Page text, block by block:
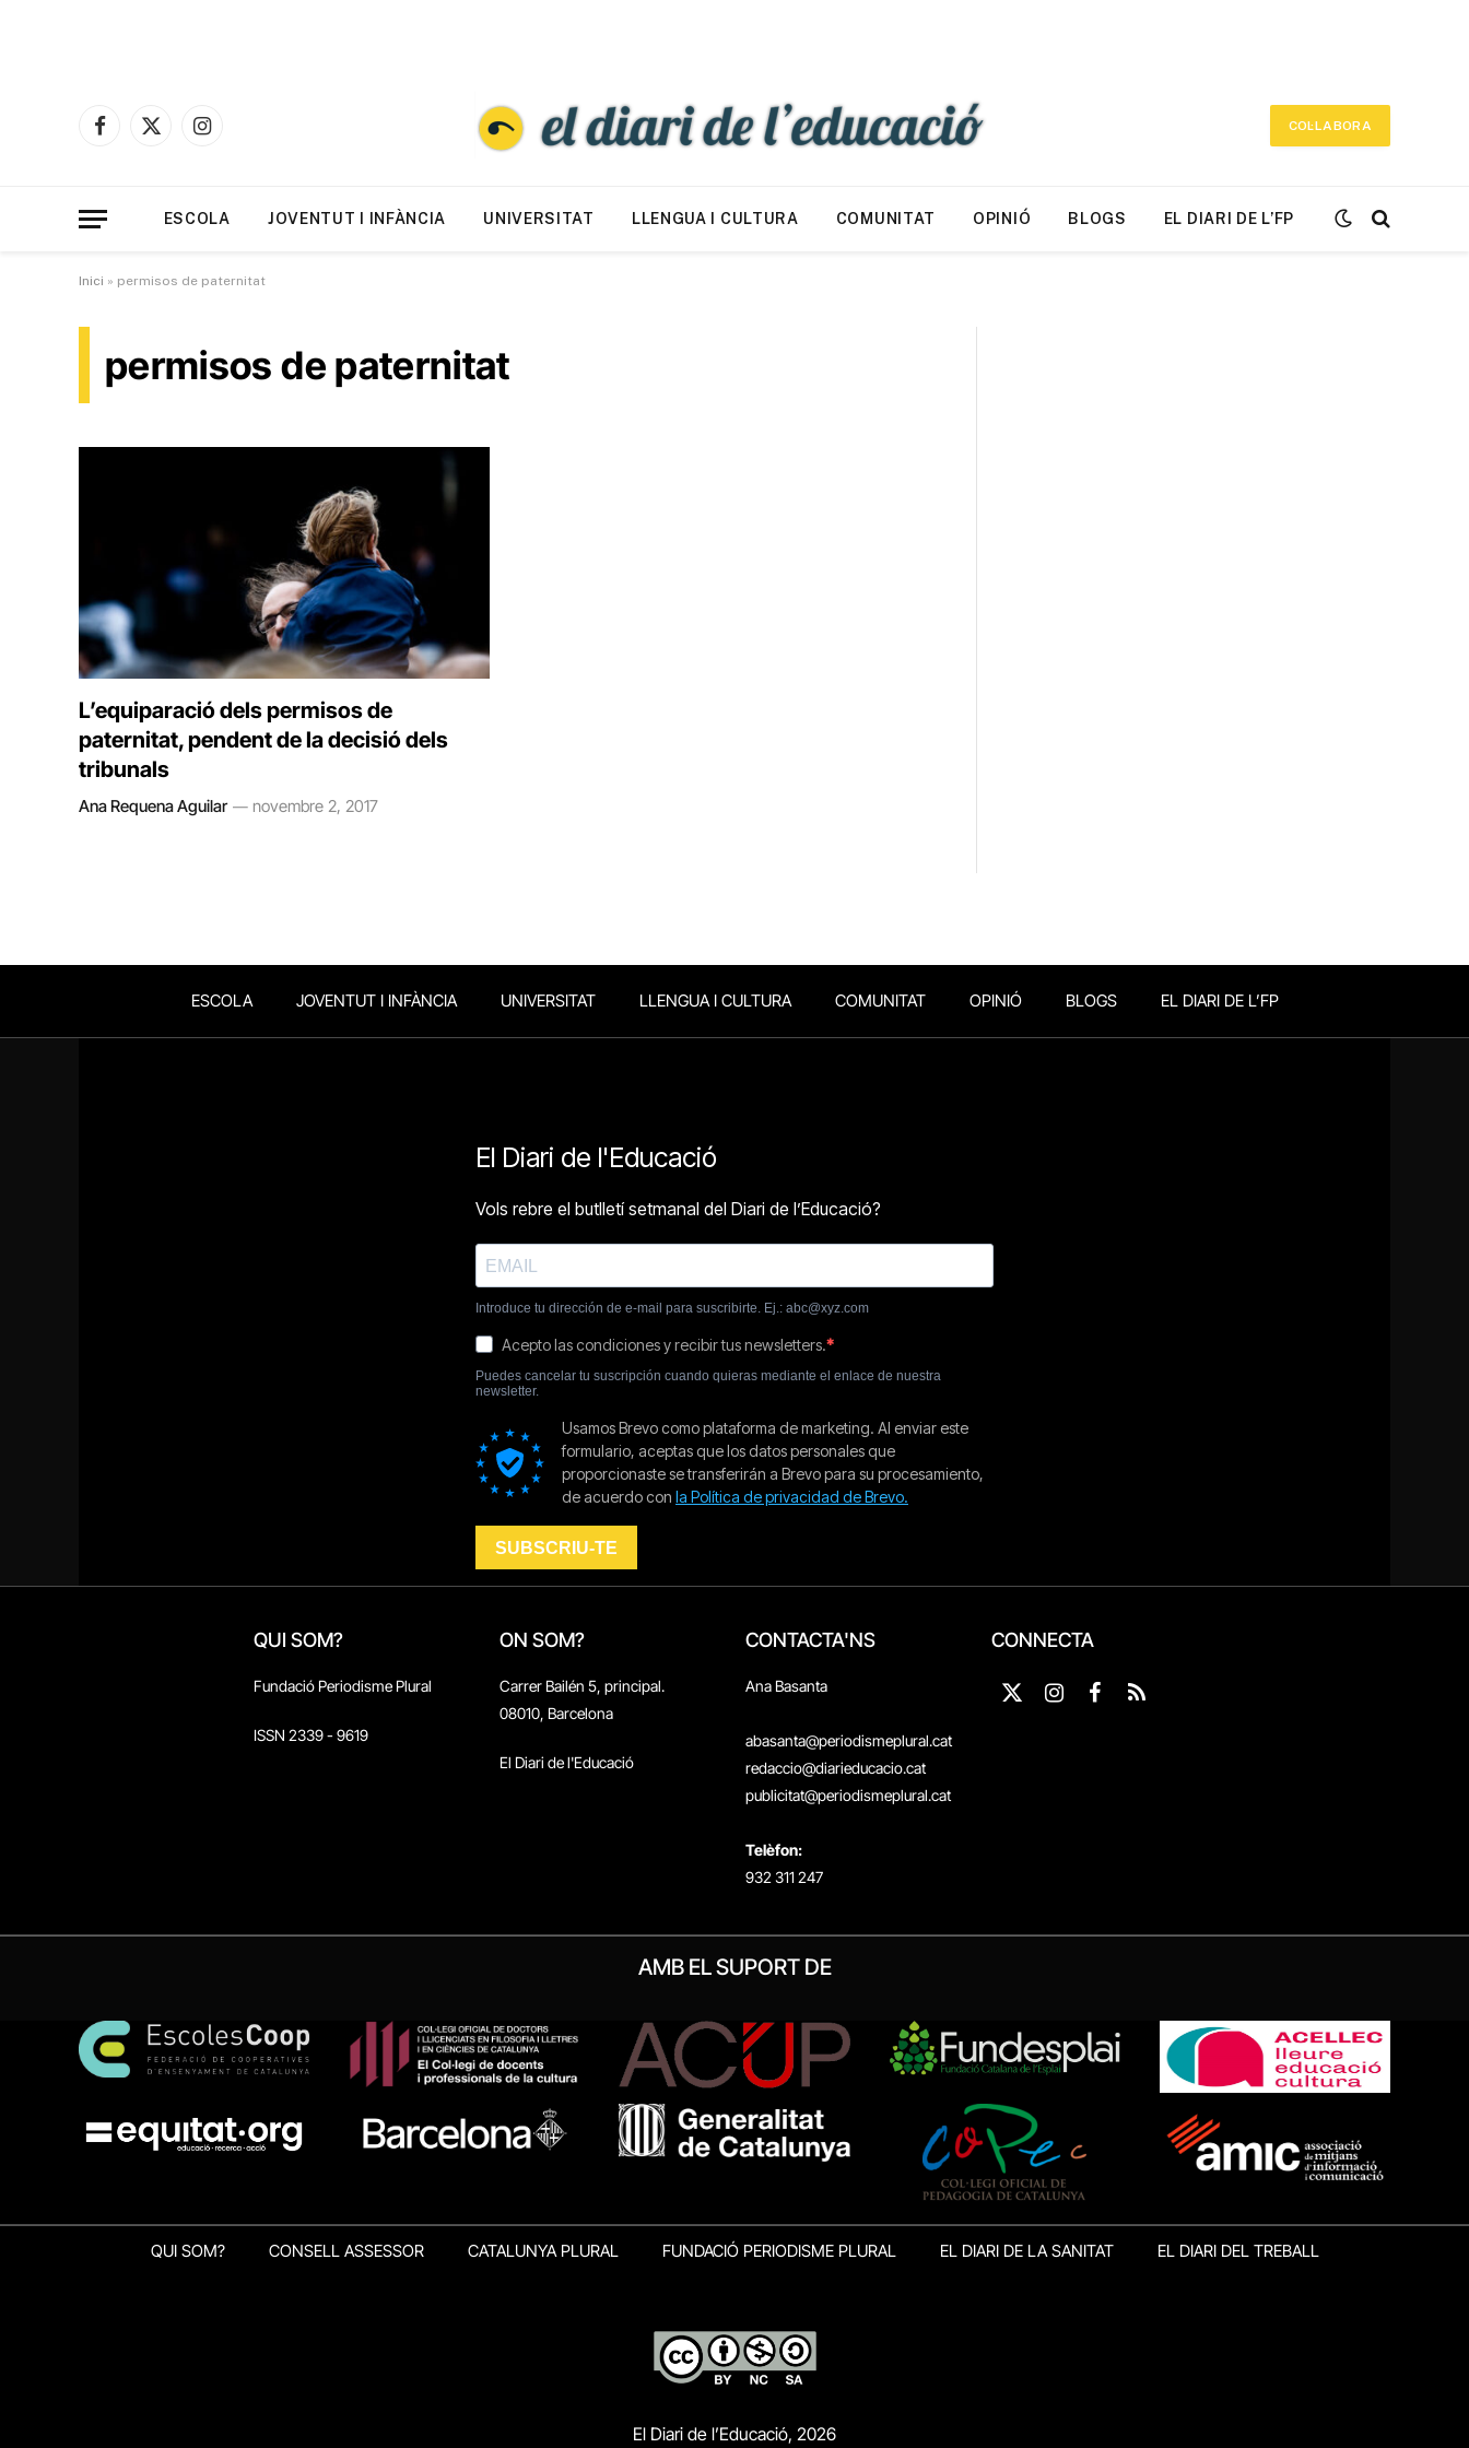
Facebook
X
Instagram
COL·LABORA
ESCOLA JOVENTUT I INFÀNCIA UNIVERSITAT LLENGUA I CULTURA COMUNITAT OPINIÓ BLOGS EL DIARI DE L’FP
Inici » permisos de paternitat
permisos de paternitat
L’equiparació dels permisos de
paternitat, pendent de la decisió dels
tribunals
Ana Requena Aguilar novembre 2, 2017
ESCOLA JOVENTUT I INFÀNCIA UNIVERSITAT LLENGUA I CULTURA COMUNITAT OPINIÓ BLOGS EL DIARI DE L’FP
QUI SOM?
Fundació Periodisme Plural
ISSN 2339 - 9619
ON SOM?
Carrer Bailén 5, principal.
08010, Barcelona
El Diari de l'Educació
CONTACTA'NS
Ana Basanta
abasanta@periodismeplural.cat
redaccio@diarieducacio.cat
publicitat@periodismeplural.cat
Telèfon:
932 311 247
CONNECTA
X
Instagram
Facebook
RSS
AMB EL SUPORT DE
QUI SOM? CONSELL ASSESSOR CATALUNYA PLURAL FUNDACIÓ PERIODISME PLURAL EL DIARI DE LA SANITAT EL DIARI DEL TREBALL
El Diari de l’Educació, 2026